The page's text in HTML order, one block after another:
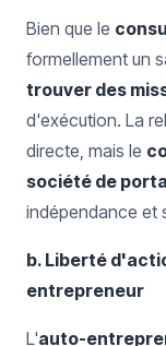
Bien que le
formellement un
trouver des
d'exécution. La
directe, mais le
société de
indépendance et
b. Liberté
entrepreneur
L'auto-